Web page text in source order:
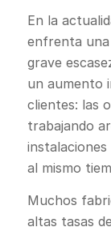
En la
enfrenta una
grave
un aumento
clientes: las
trabajando
al mismo
Muchos
altas tasas